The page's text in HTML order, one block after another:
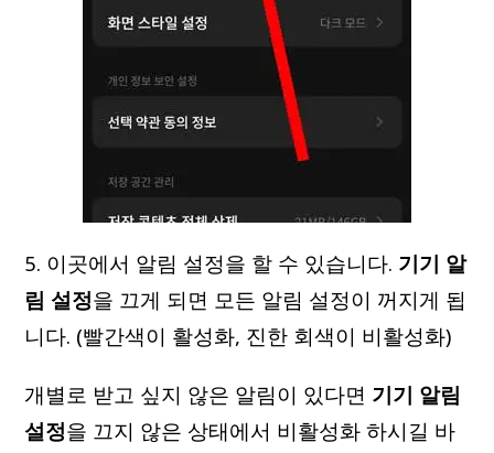
5. 이곳에서 알림 설정을 할 수 있습니다. 기기 알
림 설정을 끄게 되면 모든 알림 설정이 꺼지게 됩
니다. (빨간색이 활성화, 진한 회색이 비활성화)
개별로 받고 싶지 않은 알림이 있다면 기기 알림
설정을 끄지 않은 상태에서 비활성화 하시길 바